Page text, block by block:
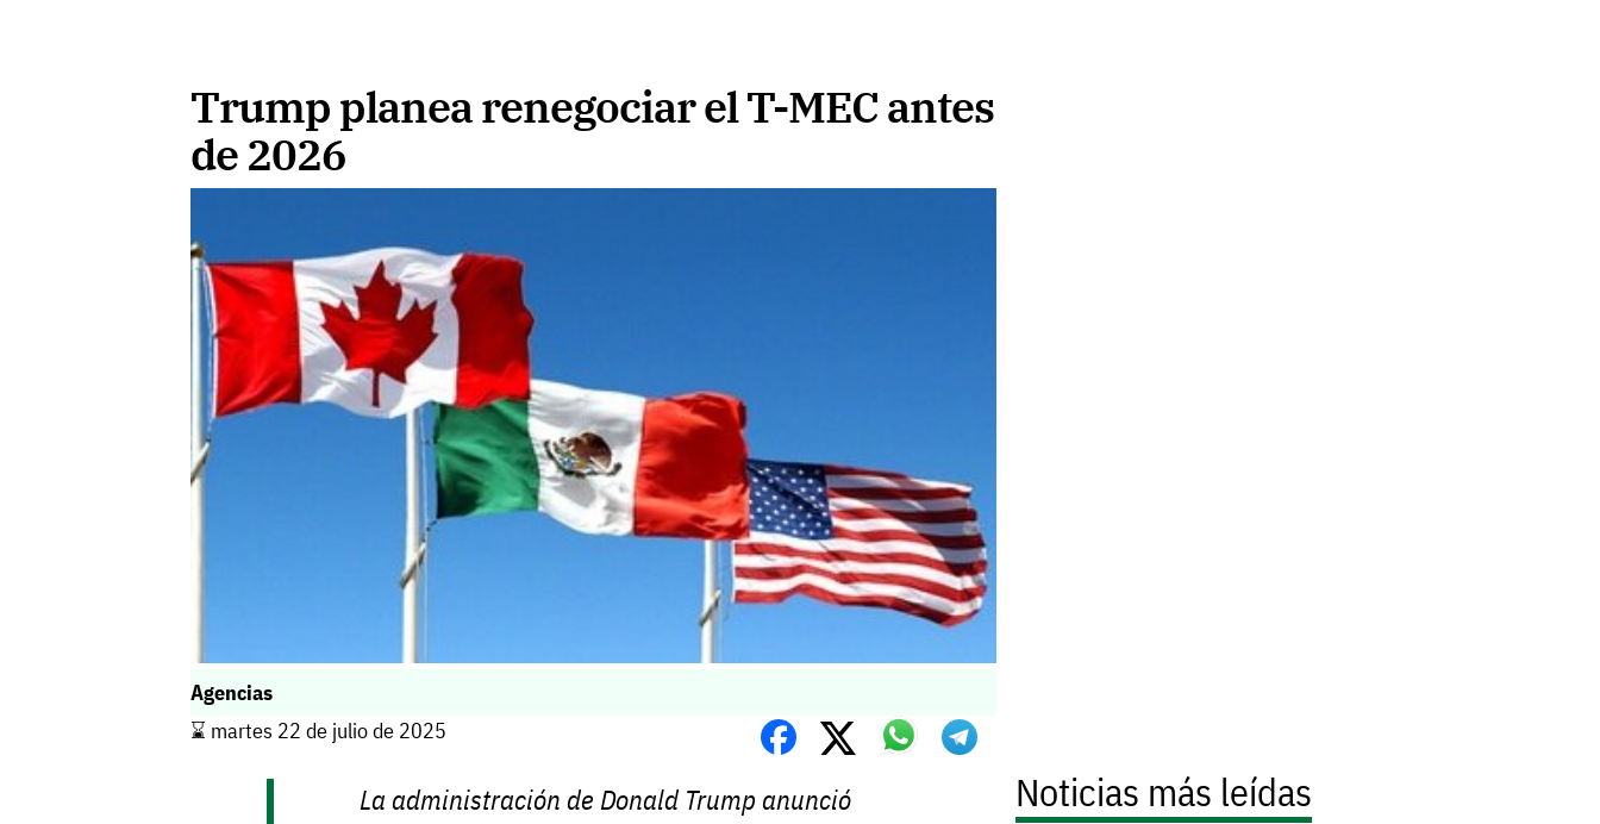
Trump planea renegociar el T-MEC antes
de 2026
Agencias
⌛️ martes 22 de julio de 2025
La administración de Donald Trump anunció
Noticias más leídas